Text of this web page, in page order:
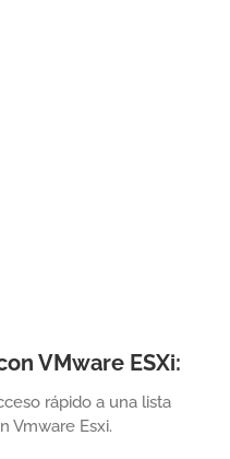
VMware ESXi:
rápido a una lista
Vmware Esxi.